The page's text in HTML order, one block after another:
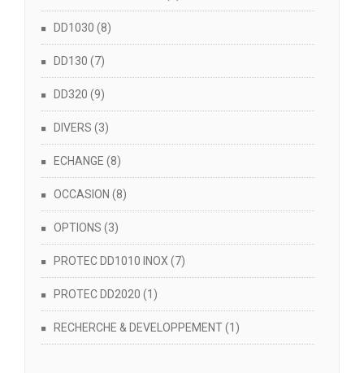
DD1030 (8)
DD130 (7)
DD320 (9)
DIVERS (3)
ECHANGE (8)
OCCASION (8)
OPTIONS (3)
PROTEC DD1010 INOX (7)
PROTEC DD2020 (1)
RECHERCHE & DEVELOPPEMENT(1)